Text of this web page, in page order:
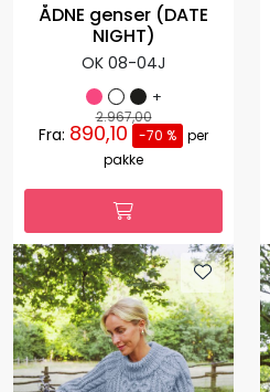
ÅDNE genser (DATE
NIGHT)
OK 08-04J
+
2.967,00
Fra: 890,10 -70 % per
pakke